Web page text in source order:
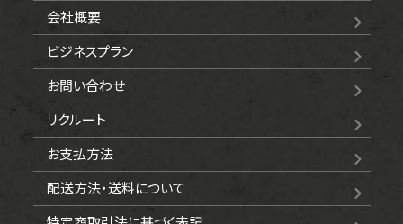
会社概要
ビジネスプラン
お問い合わせ
リクルート
お支払方法
配送方法・送料について